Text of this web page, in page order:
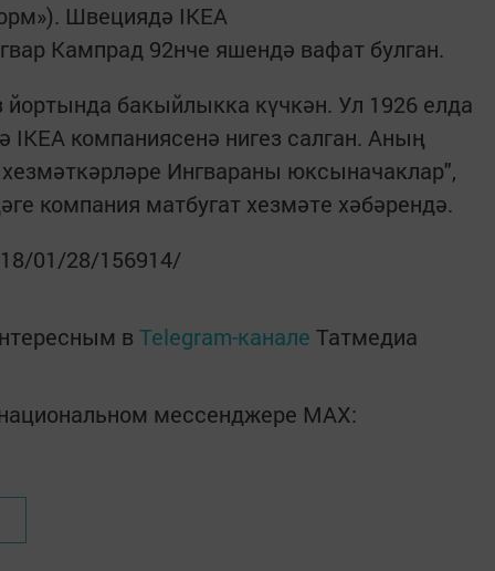
Швециядә IKEA
Кампрад 92нче яшендә вафат булган.
бакыйлыкка күчкән. Ул 1926 елда
компаниясенә нигез салган. Аның
Ингвараны юксыначаклар",
компания матбугат хезмәте хәбәрендә.
01/28/156914/
в Telegram-канале Татмедиа
мессенджере MАХ: